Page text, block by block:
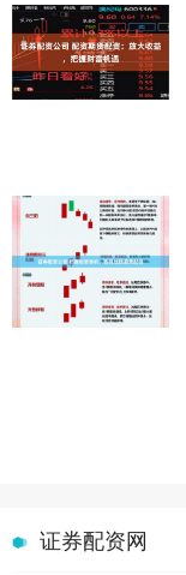
证券配资网